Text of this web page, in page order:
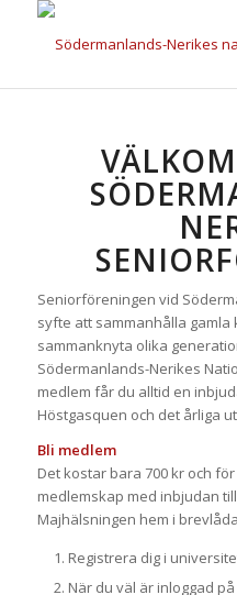
Seniorföreningen vid
syfte att sammanhålla gamla
sammanknyta olika
Södermanlands-Nerikes
medlem får du alltid en
Höstgasquen och det årliga
Bli medlem
Det kostar bara 700 kr och
medlemskap med inbjudan
Majhälsningen hem i
Registrera dig i
När du väl är inloggad